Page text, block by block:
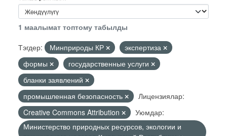
1 маалымат топтому табылды
Тэгдер:
Минприроды КР
экспертиза
формы
государственные услуги
бланки заявлений
промышленная безопасность
Лицензиялар:
Creative Commons Attribution
Уюмдар:
Министерство природных ресурсов, экологии и